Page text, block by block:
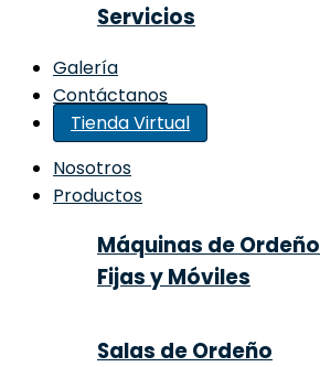
Servicios
Galería
Contáctanos
Tienda Virtual
Nosotros
Productos
Máquinas de Ordeño
Fijas y Móviles
Salas de Ordeño